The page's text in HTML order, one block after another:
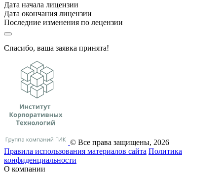
Дата начала лицензии
Дата окончания лицензии
Последние изменения по лецензии
Спасибо, ваша заявка принята!
© Все права защищены, 2026
Правила использования материалов сайта Политика
конфиденциальности
О компании